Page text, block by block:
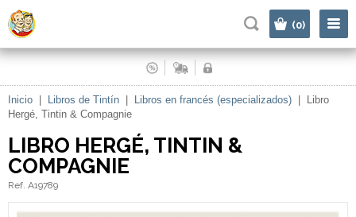
(0)
Inicio Libros de Tintín Libros en francés (especializados)
Libro
Hergé, Tintin & Compagnie
LIBRO HERGÉ, TINTIN &
COMPAGNIE
Ref. A19789